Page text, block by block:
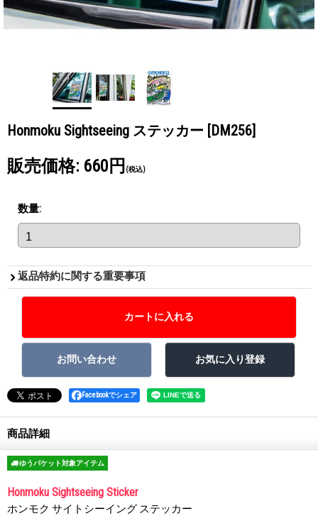
Honmoku Sightseeing ステッカー [DM256]
販売価格: 660円 (税込)
数量:
返品特約に関する重要事項
Facebookでシェア
商品詳細
ゆうパケット対象アイテム
Honmoku Sightseeing Sticker
ホンモク サイトシーイング ステッカー